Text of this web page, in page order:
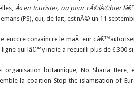
Â« en touristes, ou pour cÃ©lÃ©brer
(PS), qui, de fait, est nÃ© un 11
encore convaincre le maÃ¯eur
qui lâ€™y incite a recueilli plus de 6.300
organisation britannique, No Sharia
la coalition Stop the islamisation of